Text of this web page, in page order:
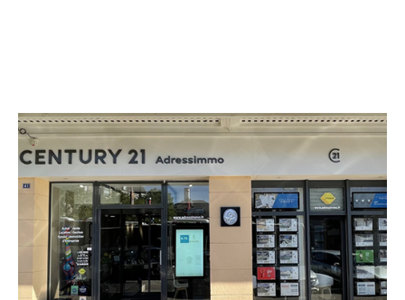
CENTURY 21 Adressimmo
41 rue Victor Hugo La Cour du
Capitole
CHATEAUROUX - 36000
Envoyer un message